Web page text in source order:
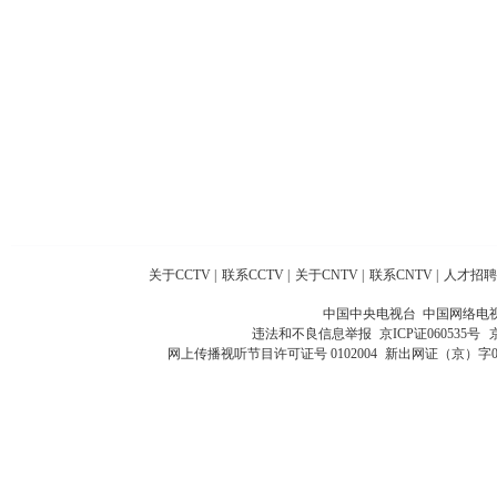
关于CCTV 联系CCTV 关于CNTV 联系CNTV 人才招聘
中国中央电视台 中国网络电
违法和不良信息举报 京ICP证060535号
网上传播视听节目许可证号 0102004 新出网证（京）